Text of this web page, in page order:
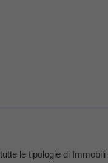
le tipologie di